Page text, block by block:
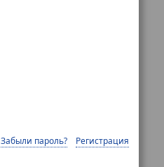
Забыли пароль? Регистрация